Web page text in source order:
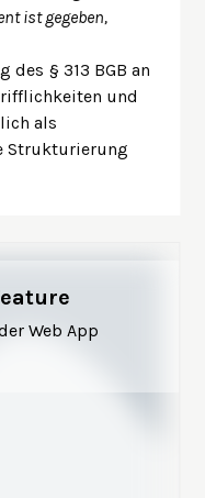
ist gegeben,
des § 313 BGB an
und
als
Strukturierung
Web App